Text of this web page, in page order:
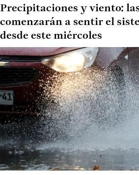
Precipitaciones y viento:
comenzarán a sentir el
desde este miércoles